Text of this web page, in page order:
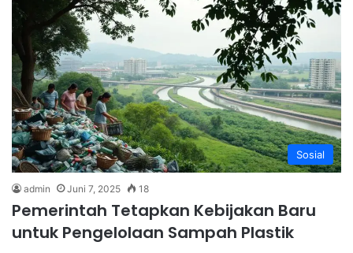
Sosial
admin Juni 7, 2025 18
Pemerintah Tetapkan Kebijakan Baru
untuk Pengelolaan Sampah Plastik